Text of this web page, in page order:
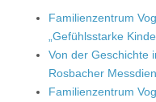
Familienzentrum
„Gefühlsstarke
Von der Geschichte
Rosbacher
Familienzentrum